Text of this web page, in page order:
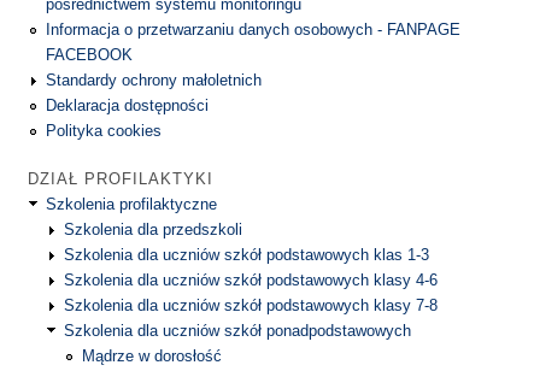
pośrednictwem systemu monitoringu
Informacja o przetwarzaniu danych osobowych - FANPAGE
FACEBOOK
Standardy ochrony małoletnich
Deklaracja dostępności
Polityka cookies
DZIAŁ PROFILAKTYKI
Szkolenia profilaktyczne
Szkolenia dla przedszkoli
Szkolenia dla uczniów szkół podstawowych klas 1-3
Szkolenia dla uczniów szkół podstawowych klasy 4-6
Szkolenia dla uczniów szkół podstawowych klasy 7-8
Szkolenia dla uczniów szkół ponadpodstawowych
Mądrze w dorosłość